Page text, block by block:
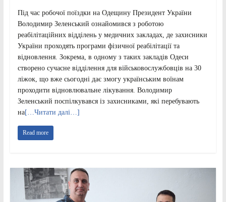
Під час робочої поїздки на Одещину Президент України
Володимир Зеленський ознайомився з роботою
реабілітаційних відділень у медичних закладах, де захисники
України проходять програми фізичної реабілітації та
відновлення. Зокрема, в одному з таких закладів Одеси
створено сучасне відділення для військовослужбовців на 30
ліжок, що вже сьогодні дає змогу українським воїнам
проходити відновлювальне лікування. Володимир
Зеленський поспілкувався із захисниками, які перебувають
на[…Читати далі…]
Read more